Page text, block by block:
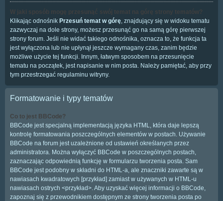
W jaki sposób mogę przesunąć swój temat na górę strony tematów?
Klikając odnośnik Przesuń temat w górę, znajdujący się w widoku tematu
zazwyczaj na dole strony, możesz przesunąć go na samą górę pierwszej
strony forum. Jeśli nie widać takiego odnośnika, oznacza to, że funkcja ta
jest wyłączona lub nie upłynął jeszcze wymagany czas, zanim będzie
możliwe użycie tej funkcji. Innym, łatwym sposobem na przesunięcie
tematu na początek, jest napisanie w nim posta. Należy pamiętać, aby przy
tym przestrzegać regulaminu witryny.
Formatowanie i typy tematów
Co to jest BBCode?
BBCode jest specjalną implementacją języka HTML, która daje lepszą
kontrolę formatowania poszczególnych elementów w postach. Używanie
BBCode na forum jest uzależnione od ustawień określanych przez
administratora. Można wyłączyć BBCode w poszczególnych postach,
zaznaczając odpowiednią funkcję w formularzu tworzenia posta. Sam
BBCode jest podobny w składni do HTML-a, ale znaczniki zawarte są w
nawiasach kwadratowych [przykład] zamiast w używanych w HTML-u
nawiasach ostrych <przykład>. Aby uzyskać więcej informacji o BBCode,
zapoznaj się z przewodnikiem dostępnym ze strony tworzenia posta po